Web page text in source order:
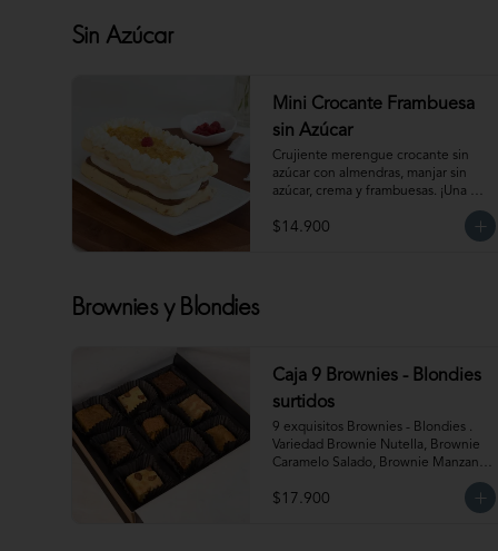
Sin Azúcar
Mini Crocante Frambuesa
sin Azúcar
Crujiente merengue crocante sin
azúcar con almendras, manjar sin
azúcar, crema y frambuesas. ¡Una
Para 6 personas. Producto
$14.900
Brownies y Blondies
Caja 9 Brownies - Blondies
surtidos
9 exquisitos Brownies - Blondies .
Variedad Brownie Nutella, Brownie
Caramelo Salado, Brownie Manzana
Blondie Almendra y Blondie
$17.900